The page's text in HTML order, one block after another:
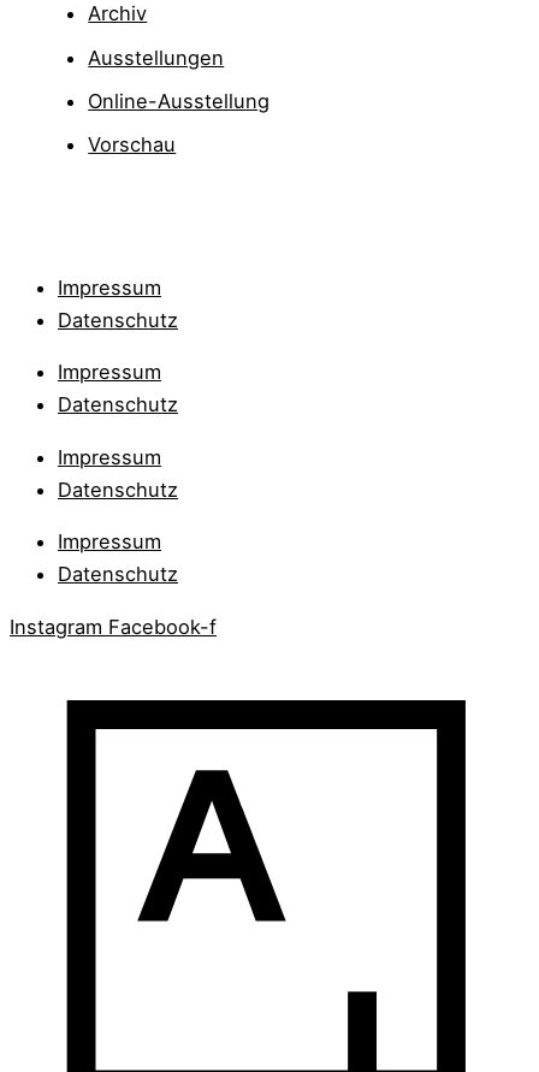
Archiv
Ausstellungen
Online-Ausstellung
Vorschau
Impressum
Datenschutz
Impressum
Datenschutz
Impressum
Datenschutz
Impressum
Datenschutz
Instagram Facebook-f